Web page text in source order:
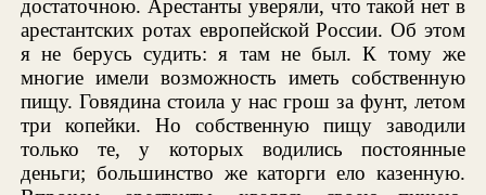
достаточною. Арестанты уверяли, что такой нет в
арестантских ротах европейской России. Об этом
я не берусь судить: я там не был. К тому же
многие имели возможность иметь собственную
пищу. Говядина стоила у нас грош за фунт, летом
три копейки. Но собственную пищу заводили
только те, у которых водились постоянные
деньги; большинство же каторги ело казенную.